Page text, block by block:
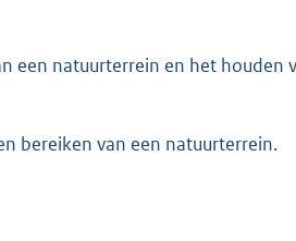
een natuurterrein en het houden
bereiken van een natuurterrein.